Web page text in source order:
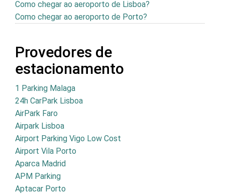
Como chegar ao aeroporto de Lisboa?
Como chegar ao aeroporto de Porto?
Provedores de
estacionamento
1 Parking Malaga
24h CarPark Lisboa
AirPark Faro
Airpark Lisboa
Airport Parking Vigo Low Cost
Airport Vila Porto
Aparca Madrid
APM Parking
Aptacar Porto